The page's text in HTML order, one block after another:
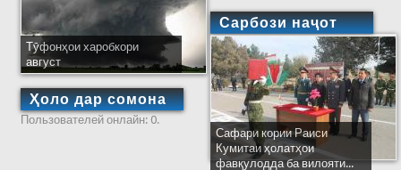
Тӯфонҳои харобкори
август
Ҳоло дар сомона
Пользователей онлайн: 0.
Сарбози наҷот
Сафари кории Раиси
Кумитаи ҳолатҳои
фавқулодда ба вилояти...